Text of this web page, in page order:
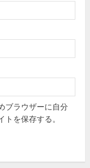
ブラウザーに自分
を保存する。